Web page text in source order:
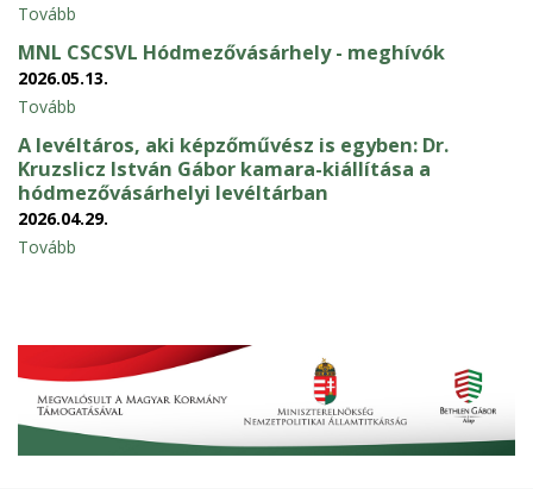
Tovább
MNL CSCSVL Hódmezővásárhely - meghívók
2026.05.13.
Tovább
A levéltáros, aki képzőművész is egyben: Dr.
Kruzslicz István Gábor kamara-kiállítása a
hódmezővásárhelyi levéltárban
2026.04.29.
Tovább